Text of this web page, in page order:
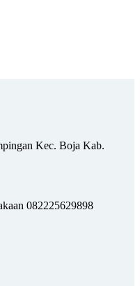
Kec. Boja Kab.
082225629898